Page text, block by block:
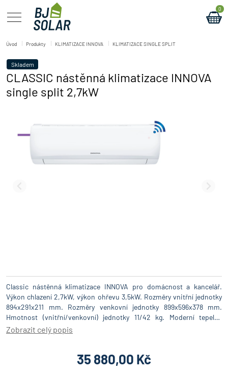
Úvod Produkty KLIMATIZACE INNOVA KLIMATIZACE SINGLE SPLIT
Skladem
CLASSIC nástěnná klimatizace INNOVA
single split 2,7kW
Classic nástěnná klimatizace INNOVA pro domácnost a kancelář.
Výkon chlazení 2,7kW, výkon ohřevu 3,5kW. Rozměry vnitřní jednotky
894x291x211 mm. Rozměry venkovní jednotky 899x596x378 mm.
Hmotnost (vnitřní/venkovní) jednotky 11/42 kg. Moderní tepelné
čerpadlo Innova Classic zajistí příjemné vnitřní klima po celý rok. Díky
vestavěný teplotní senzor v dálkovém ovladači, - podsvícené dálkové
ovládání, - stylově navržená vnitřní jednotka, - režim vytápění při
Zobrazit celý popis
35 880,00 Kč
0